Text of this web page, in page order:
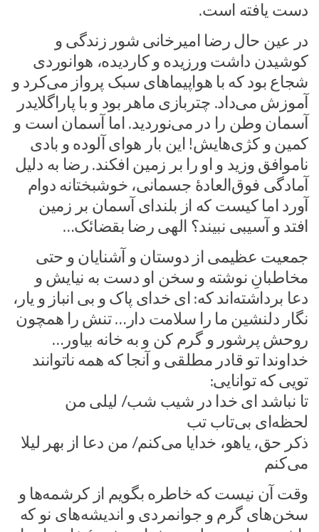
دست یافته است.
در عین حال رضا امیرخانی شور زندگی و
کوشیدن داشت ورزیده و کاردیده، هوانوردی
شجاع بود که با هواپیماهای سبک پرواز می‌کرد و
آموزش می‌داد. چتربازی ماهر بود و با پاراگلایدر
آسمان وطن را در می‌نوردید. اما آسمان است و
کمین و کژی‌هایش! این بار هوای آلوده و بادی
ناموافق وزید و او را بر زمین افکند. رضا به دلیل
آمادگی فوق‌العادۀ جسمانی، خوشبختانه دوام
آورد اما کیست که از بلندای آسمان بر زمین
افتد و آسیبی نبیند؟ الهی رضا بقضائک…
جمعیت عظیمی از دوستان و آشنایان و حتی
مخاطبانِ نوشته و سخن او دست به نیایش و
دعا برداشته‌اند که: ای خدای پاک و بی انباز و یار،
نگار دلنشین ما را سلامت دار… تنش را همچون
روحش پرشور و گرم کن و به خانه بیاور…
خداوندا تو قادر مطلقی و آنجا که همه ناتوانند
تویی که توانایی:
تا نباشد ای خدا در شیب شب/ لیلی من
لحظه‌ای بی‌تاب تب
ذکر حق، یاهو، خدایا می‌کنم/ من دعا از بهر لیلا
می‌کنم
وقت آن نیست که خاطره بگویم از کرشمه‌ها و
سخن‌های گرم و جوانمردی و اندیشه‌های نو که